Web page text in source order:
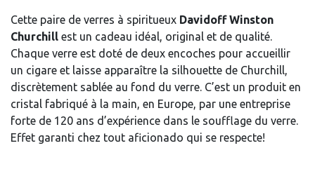
Cette paire de verres à spiritueux Davidoff Winston
Churchill est un cadeau idéal, original et de qualité.
Chaque verre est doté de deux encoches pour accueillir
un cigare et laisse apparaître la silhouette de Churchill,
discrètement sablée au fond du verre. C’est un produit en
cristal fabriqué à la main, en Europe, par une entreprise
forte de 120 ans d’expérience dans le soufflage du verre.
Effet garanti chez tout aficionado qui se respecte!